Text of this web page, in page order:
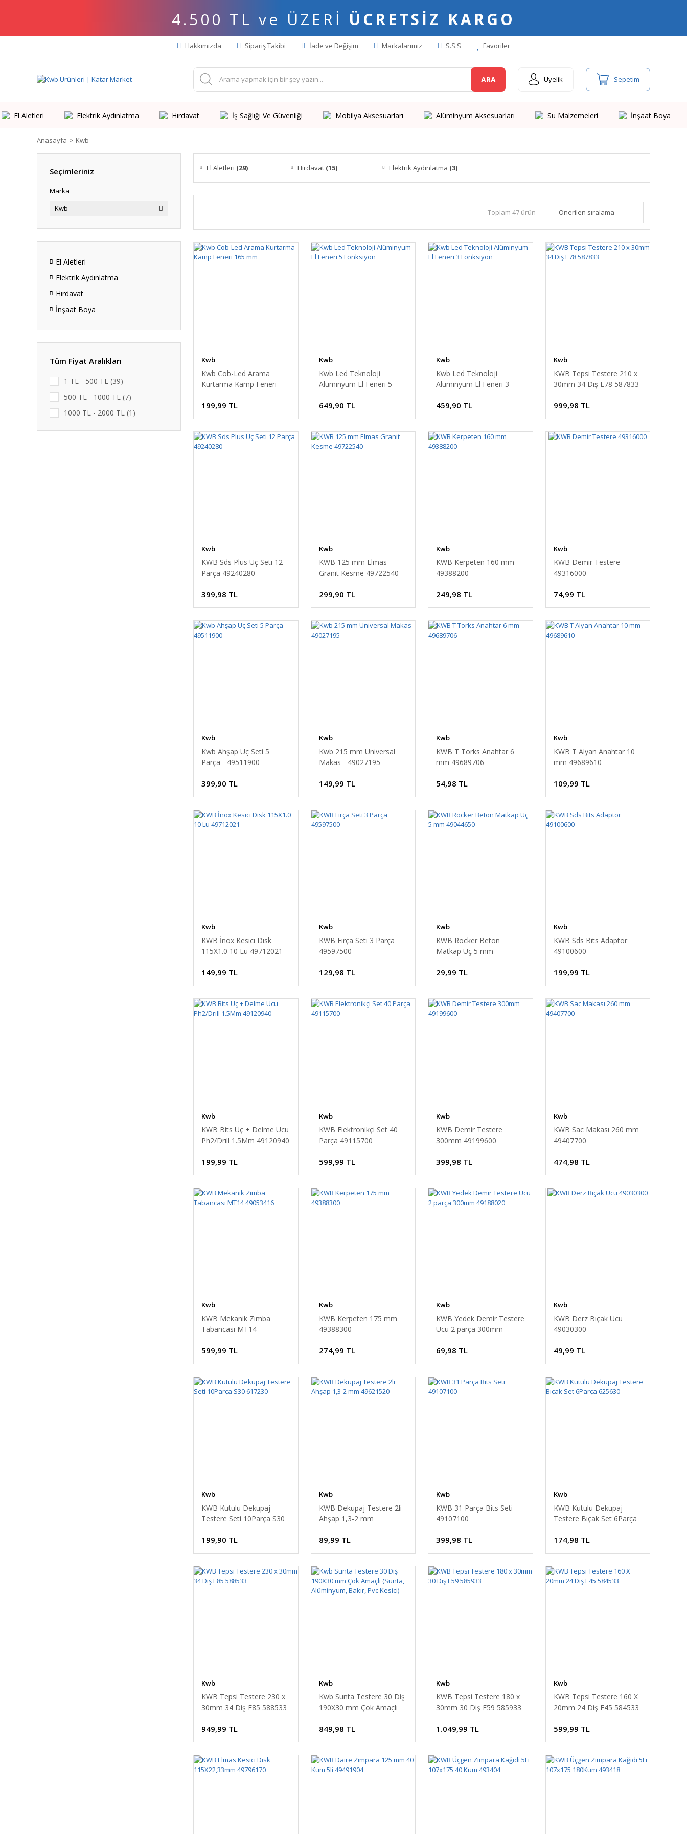
4.500 TL ve ÜZERİ ÜCRETSİZ KARGO
Hakkımızda Sipariş Takibi İade ve Değişim Markalarımız S.S.S Favoriler
ARA Üyelik Sepetim
El Aletleri Elektrik Aydınlatma Hırdavat İş Sağlığı Ve Güvenliği Mobilya Aksesuarları Alüminyum Aksesuarları Su Malzemeleri İnşaat Boya
Anasayfa Kwb
Seçimleriniz
Marka
Kwb
El Aletleri
Elektrik Aydınlatma
Hırdavat
İnşaat Boya
Tüm Fiyat Aralıkları
1 TL - 500 TL (39)
500 TL - 1000 TL (7)
1000 TL - 2000 TL (1)
El Aletleri (29) Hırdavat (15) Elektrik Aydınlatma (3)
Toplam 47 ürün
Kwb
Kwb Cob-Led Arama
Kurtarma Kamp Feneri
199,99 TL
Kwb
Kwb Led Teknoloji
Alüminyum El Feneri 5
649,90 TL
Kwb
Kwb Led Teknoloji
Alüminyum El Feneri 3
459,90 TL
Kwb
KWB Tepsi Testere 210 x
30mm 34 Diş E78 587833
999,98 TL
Kwb
KWB Sds Plus Uç Seti 12
Parça 49240280
399,98 TL
Kwb
KWB 125 mm Elmas
Granit Kesme 49722540
299,90 TL
Kwb
KWB Kerpeten 160 mm
49388200
249,98 TL
Kwb
KWB Demir Testere
49316000
74,99 TL
Kwb
Kwb Ahşap Uç Seti 5
Parça - 49511900
399,90 TL
Kwb
Kwb 215 mm Universal
Makas - 49027195
149,99 TL
Kwb
KWB T Torks Anahtar 6
mm 49689706
54,98 TL
Kwb
KWB T Alyan Anahtar 10
mm 49689610
109,99 TL
Kwb
KWB İnox Kesici Disk
115X1.0 10 Lu 49712021
149,99 TL
Kwb
KWB Fırça Seti 3 Parça
49597500
129,98 TL
Kwb
KWB Rocker Beton
Matkap Uç 5 mm
29,99 TL
Kwb
KWB Sds Bits Adaptör
49100600
199,99 TL
Kwb
KWB Bits Uç + Delme Ucu
Ph2/Drıll 1.5Mm 49120940
199,99 TL
Kwb
KWB Elektronikçi Set 40
Parça 49115700
599,99 TL
Kwb
KWB Demir Testere
300mm 49199600
399,98 TL
Kwb
KWB Sac Makası 260 mm
49407700
474,98 TL
Kwb
KWB Mekanik Zımba
Tabancası MT14
599,99 TL
Kwb
KWB Kerpeten 175 mm
49388300
274,99 TL
Kwb
KWB Yedek Demir Testere
Ucu 2 parça 300mm
69,98 TL
Kwb
KWB Derz Bıçak Ucu
49030300
49,99 TL
Kwb
KWB Kutulu Dekupaj
Testere Seti 10Parça S30
199,90 TL
Kwb
KWB Dekupaj Testere 2li
Ahşap 1,3-2 mm
89,99 TL
Kwb
KWB 31 Parça Bits Seti
49107100
399,98 TL
Kwb
KWB Kutulu Dekupaj
Testere Bıçak Set 6Parça
174,98 TL
Kwb
KWB Tepsi Testere 230 x
30mm 34 Diş E85 588533
949,99 TL
Kwb
Kwb Sunta Testere 30 Diş
190X30 mm Çok Amaçlı
Pvc Kesici)
849,98 TL
Kwb
KWB Tepsi Testere 180 x
30mm 30 Diş E59 585933
1.049,99 TL
Kwb
KWB Tepsi Testere 160 X
20mm 24 Diş E45 584533
599,99 TL